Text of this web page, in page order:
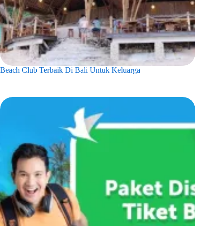
Beach Club Terbaik Di Bali Untuk Keluarga